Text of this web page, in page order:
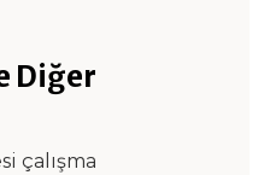
Diğer
çalışma